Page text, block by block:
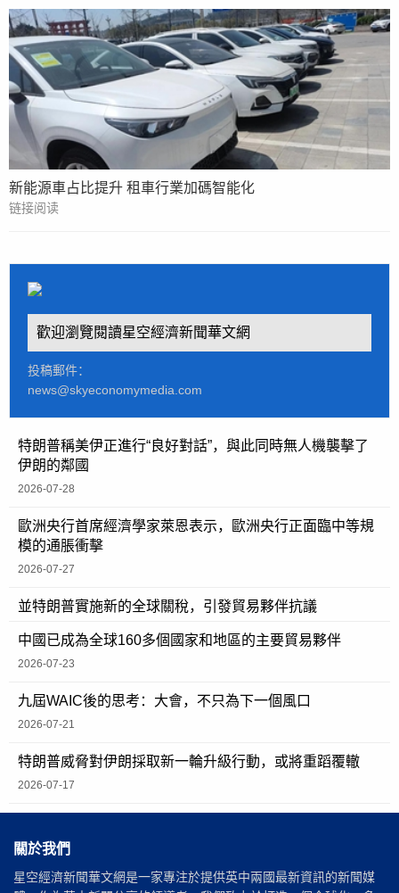
新能源車占比提升 租車行業加碼智能化
链接阅读
歡迎瀏覽閱讀星空經濟新聞華文網
投稿郵件：
news@skyeconomymedia.com
特朗普稱美伊正進行“良好對話”，與此同時無人機襲擊了
伊朗的鄰國
2026-07-28
歐洲央行首席經濟學家萊恩表示，歐洲央行正面臨中等規
模的通脹衝擊
2026-07-27
並特朗普實施新的全球關稅，引發貿易夥伴抗議
中國已成為全球160多個國家和地區的主要貿易夥伴
2026-07-23
九屆WAIC後的思考：大會，不只為下一個風口
2026-07-21
特朗普威脅對伊朗採取新一輪升級行動，或將重蹈覆轍
2026-07-17
關於我們
星空經濟新聞華文網是一家專注於提供英中兩國最新資訊的新聞媒